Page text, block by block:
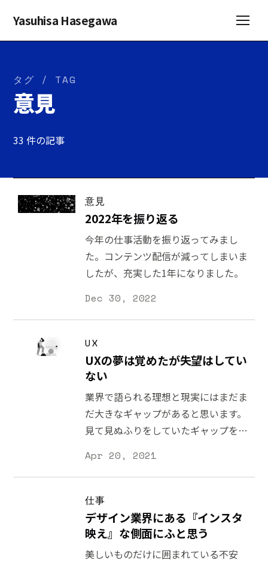
Yasuhisa Hasegawa
タグ / TAG
意見
33 件の記事
意見
2022年を振り返る
今年の仕事活動を振り返ってみまし
た。コンテンツ配信が減ってしまいま
したが、充実した1年になりました。
Dec 30, 2022
UX
UXの夢は覚めたが失望はしてい
ない
業界で語られる理想と現実にはまだま
だ大きなギャップがあると思います。
見て見ぬふりをしていたギャップを語
ともあります。
Apr 20, 2021
仕事
デザイン業界にある『インスタ
映え』な側面にふと思う
美しいものだけに囲まれている不安